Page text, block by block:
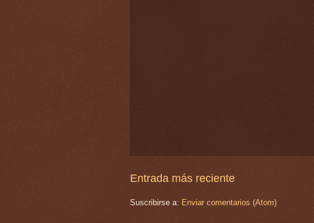
Entrada más reciente
Suscribirse a: Enviar comentarios (Atom)